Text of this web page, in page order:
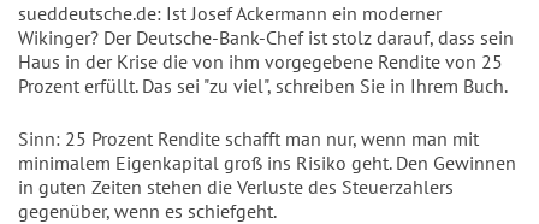
sueddeutsche.de: Ist Josef Ackermann ein moderner
Wikinger? Der Deutsche-Bank-Chef ist stolz darauf, dass sein
Haus in der Krise die von ihm vorgegebene Rendite von 25
Prozent erfüllt. Das sei "zu viel", schreiben Sie in Ihrem Buch.
Sinn: 25 Prozent Rendite schafft man nur, wenn man mit
minimalem Eigenkapital groß ins Risiko geht. Den Gewinnen
in guten Zeiten stehen die Verluste des Steuerzahlers
gegenüber, wenn es schiefgeht.